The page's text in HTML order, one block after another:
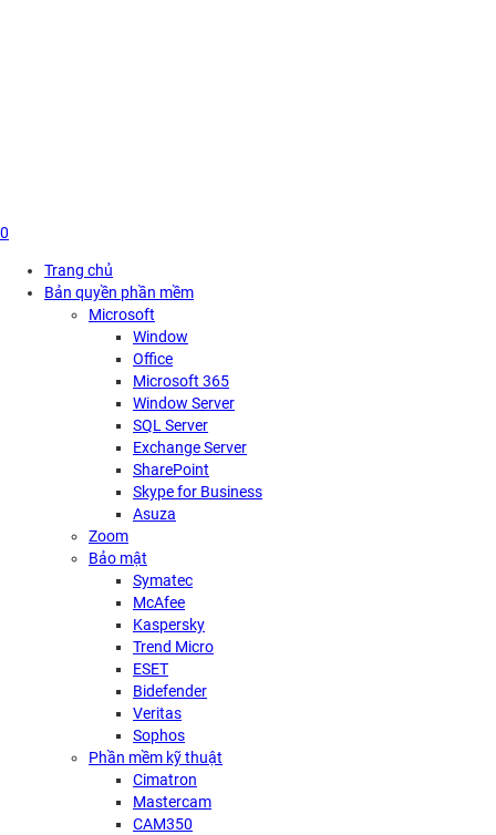
0
Trang chủ
Bản quyền phần mềm
Microsoft
Window
Office
Microsoft 365
Window Server
SQL Server
Exchange Server
SharePoint
Skype for Business
Asuza
Zoom
Bảo mật
Symatec
McAfee
Kaspersky
Trend Micro
ESET
Bidefender
Veritas
Sophos
Phần mềm kỹ thuật
Cimatron
Mastercam
CAM350